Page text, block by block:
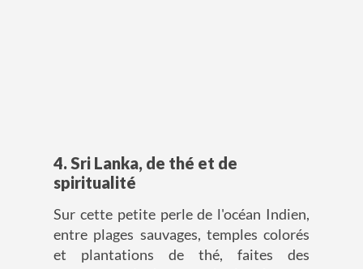
4. Sri Lanka, de thé et de
spiritualité
Sur cette petite perle de l'océan Indien,
entre plages sauvages, temples colorés
et plantations de thé, faites des